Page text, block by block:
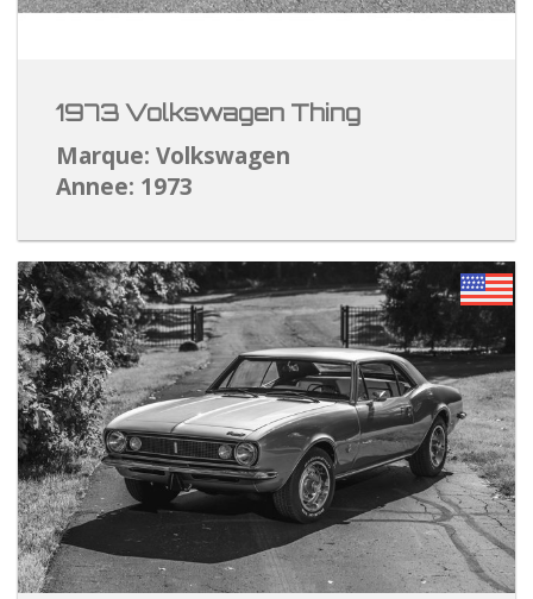
1973 Volkswagen Thing
Marque: Volkswagen
Annee: 1973